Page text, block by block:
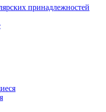
принадлежностей